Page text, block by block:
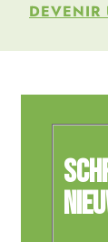
DEVENIR